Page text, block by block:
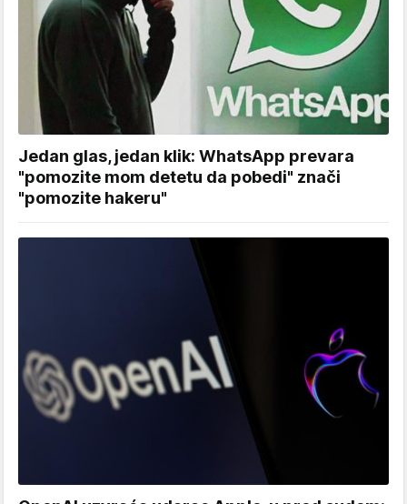
Jedan glas, jedan klik: WhatsApp prevara
"pomozite mom detetu da pobedi" znači
"pomozite hakeru"